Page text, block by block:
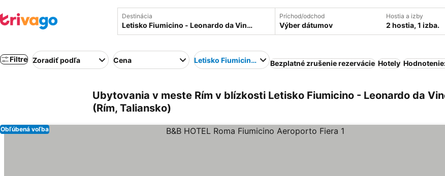
Destinácia Príchod/odchod
Výber dátumov
Hostia a izby
2 hostia, 1 izba.
Filtre Zoradiť podľa Cena Letisko Fiumicino - Leonardo da Vinci
Bezplatné zrušenie rezervácie Hotely
Ubytovania v meste Rím v blízkosti Letisko Fiumicino - Leonardo da
(Rím, Taliansko)
Obľúbená voľba